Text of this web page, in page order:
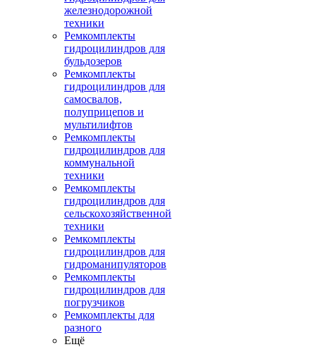
железнодорожной
техники
Ремкомплекты
гидроцилиндров для
бульдозеров
Ремкомплекты
гидроцилиндров для
самосвалов,
полуприцепов и
мультилифтов
Ремкомплекты
гидроцилиндров для
коммунальной
техники
Ремкомплекты
гидроцилиндров для
сельскохозяйственной
техники
Ремкомплекты
гидроцилиндров для
гидроманипуляторов
Ремкомплекты
гидроцилиндров для
погрузчиков
Ремкомплекты для
разного
Ещё